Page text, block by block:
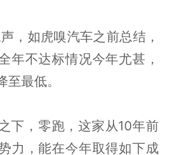
，如虎嗅汽车之前总结，
年不达标情况今年尤甚，
最低。
下，零跑，这家从10年前
力，能在今年取得如下成